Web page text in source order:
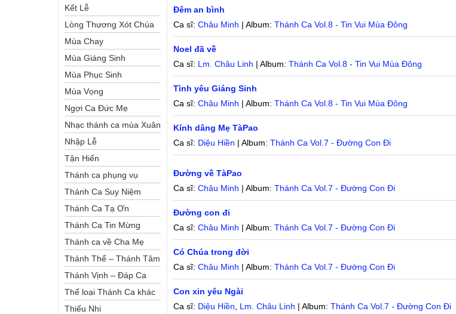
Đêm an bình
Ca sĩ:Châu Minh | Album:Thánh Ca Vol.8 - Tin Vui Mùa Đông
Noel đã về
Ca sĩ: Lm. Châu Linh | Album:Thánh Ca Vol.8 - Tin Vui Mùa Đông
Tình yêu Giáng Sinh
Ca sĩ:Châu Minh | Album:Thánh Ca Vol.8 - Tin Vui Mùa Đông
Kính dâng Mẹ TàPao
Ca sĩ: Diệu Hiền | Album:Thánh Ca Vol.7 - Đường Con Đi
Đường về TàPao
Ca sĩ:Châu Minh | Album:Thánh Ca Vol.7 - Đường Con Đi
Đường con đi
Ca sĩ:Châu Minh | Album:Thánh Ca Vol.7 - Đường Con Đi
Có Chúa trong đời
Ca sĩ:Châu Minh | Album:Thánh Ca Vol.7 - Đường Con Đi
Con xin yêu Ngài
Ca sĩ: Diệu Hiền Lm. Châu Linh | Album:Thánh Ca Vol.7 - Đường Con Đi
Kết Lễ
Lòng Thương Xót Chúa
Mùa Chay
Mùa Giáng Sinh
Mùa Phục Sinh
Mùa Vọng
Ngợi Ca Đức Mẹ
Nhạc thánh ca mùa Xuân
Nhập Lễ
Tận Hiến
Thánh ca phụng vụ
Thánh Ca Suy Niệm
Thánh Ca Tạ Ơn
Thánh Ca Tin Mừng
Thánh ca về Cha Mẹ
Thánh Thể – Thánh Tâm
Thánh Vịnh – Đáp Ca
Thể loại Thánh Ca khác
Thiếu Nhi